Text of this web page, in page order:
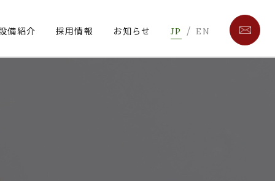
備紹介 採用情報 お知らせ JP / EN